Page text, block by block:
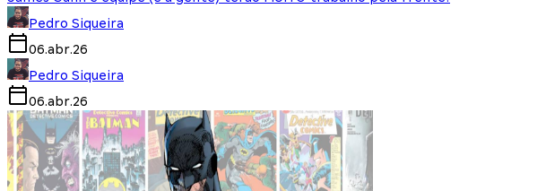
Pedro Siqueira
06.abr.26
Pedro Siqueira
06.abr.26